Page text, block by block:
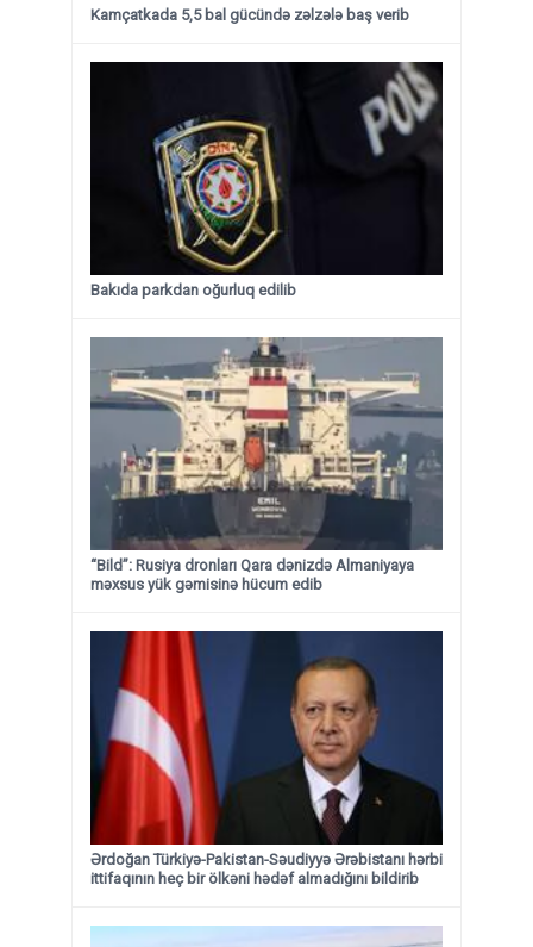
Kamçatkada 5,5 bal gücündə zəlzələ baş verib
Bakıda parkdan oğurluq edilib
“Bild”: Rusiya dronları Qara dənizdə Almaniyaya
məxsus yük gəmisinə hücum edib
Ərdoğan Türkiyə-Pakistan-Səudiyyə Ərəbistanı hərbi
ittifaqının heç bir ölkəni hədəf almadığını bildirib